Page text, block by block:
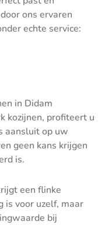
ons ervaren
echte service:
in Didam
kozijnen, profiteert u
aansluit op uw
geen kans krijgen
is.
een flinke
is voor uzelf, maar
bij